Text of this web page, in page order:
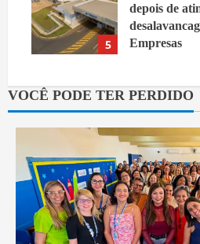
5
depois de
Empresas
VOCÊ PODE TER PERDIDO